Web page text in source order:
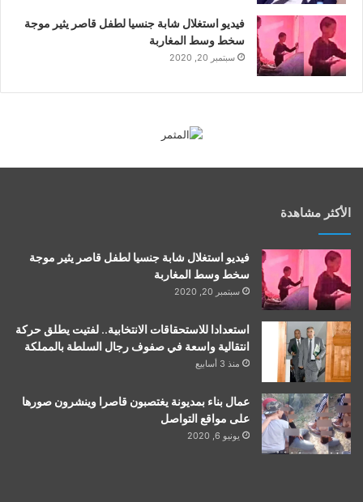
فيديو استغلال شابة جنسيا لطفل قاصر يثير موجة
سخط وسط المغاربة
سبتمبر 20, 2020
الأكثر مشاهدة
فيديو استغلال شابة جنسيا لطفل قاصر يثير موجة
سخط وسط المغاربة
سبتمبر 20, 2020
استعدادا للاستحقاقات الانتخابية.. لفتيت يطلق حركة
انتقالية واسعة في صفوف رجال السلطة بالمملكة
منذ 3 أسابيع
عمال بناء بمديونة يغتصبون قاصرا وينشرون صورها
على مواقع التواصل
يونيو 6, 2020